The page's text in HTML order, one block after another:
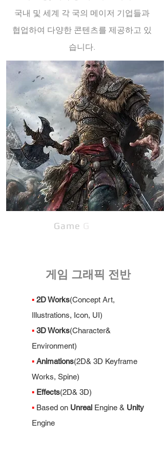
국내 및 세계 각 국의 메이저 기업들과
협업하여 다양한 콘텐츠를 제공하고 있
습니다.
Game G
​게임 그래픽 전반
▪2D Works(Concept Art,
Illustrations, Icon, UI)
▪3D Works(Character&
Environment)
▪Animations(2D& 3D Keyframe
Works, Spine)
▪Effects(2D& 3D)
▪ Based on UnrealEngine & Unity
Engine